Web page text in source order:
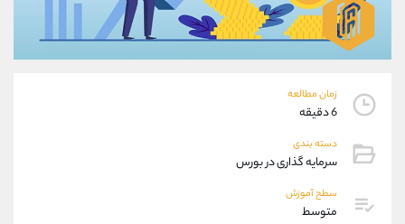
زمان مطالعه
6 دقیقه
دسته بندی
سرمایه گذاری در بورس
سطح آموزش
متوسط
09927779040
واتساپ شروع گفتگو
تلگرام
پشتیبان فروش
موبایل